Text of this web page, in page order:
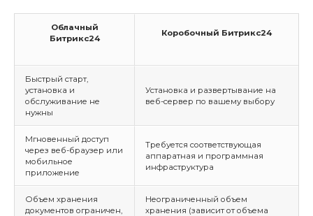
Облачный
Битрикс24
Коробочный Битрикс24
Быстрый старт,
установка и
обслуживание не
нужны
Установка и развертывание на
веб-сервер по вашему выбору
Мгновенный доступ
через веб-браузер или
мобильное
приложение
Требуется соответствующая
аппаратная и программная
инфраструктура
Объем хранения
документов ограничен,
Неограниченный объем
хранения (зависит от объема